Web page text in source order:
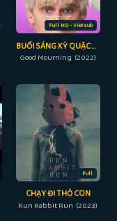
Full HD - Vietsub
BUỔI SÁNG KỲ QUẶC Ở TÂY HOLLYWOOD
Good Mourning (2022)
Full
CHẠY ĐI THỎ CON
Run Rabbit Run (2023)